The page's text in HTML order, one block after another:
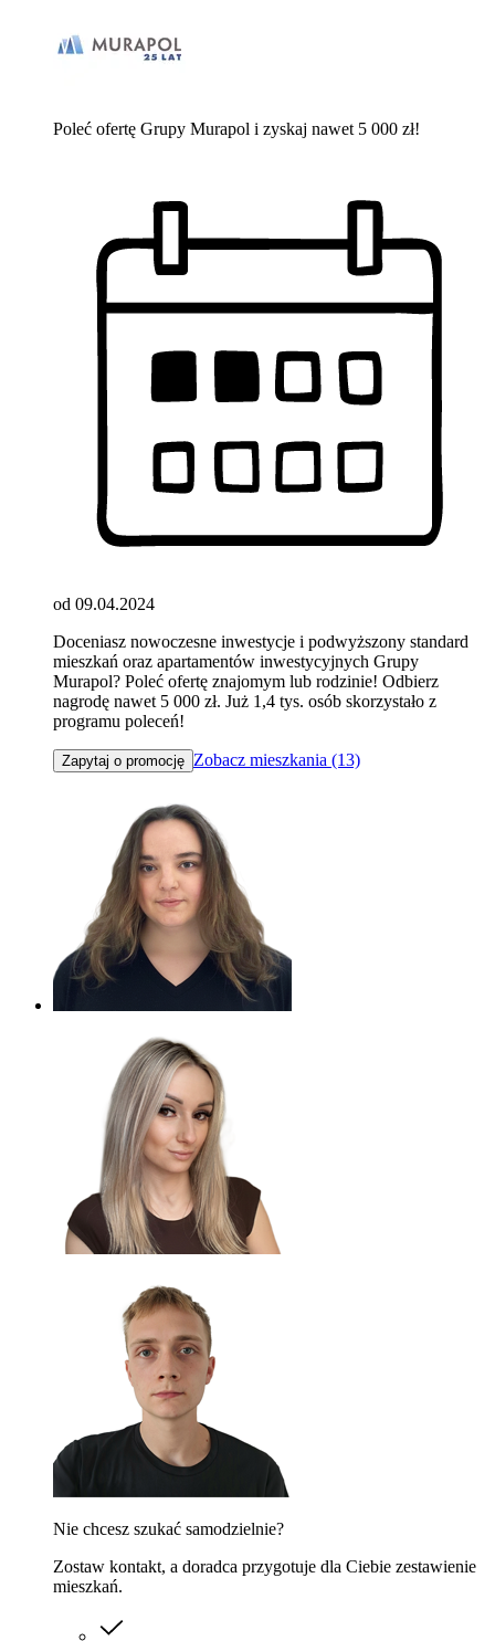
Poleć ofertę Grupy Murapol i zyskaj nawet 5 000 zł!
od 09.04.2024
Doceniasz nowoczesne inwestycje i podwyższony standard
mieszkań oraz apartamentów inwestycyjnych Grupy
Murapol? Poleć ofertę znajomym lub rodzinie! Odbierz
nagrodę nawet 5 000 zł. Już 1,4 tys. osób skorzystało z
programu poleceń!
Zapytaj o promocję Zobacz mieszkania (13)
Nie chcesz szukać samodzielnie?
Zostaw kontakt, a doradca przygotuje dla Ciebie zestawienie
mieszkań.